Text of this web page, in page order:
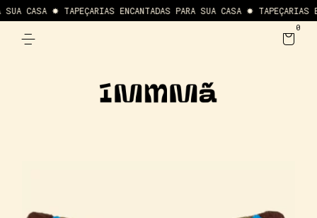
CASA ✸ TAPEÇARIAS ENCANTADAS PARA SUA CASA ✸
0